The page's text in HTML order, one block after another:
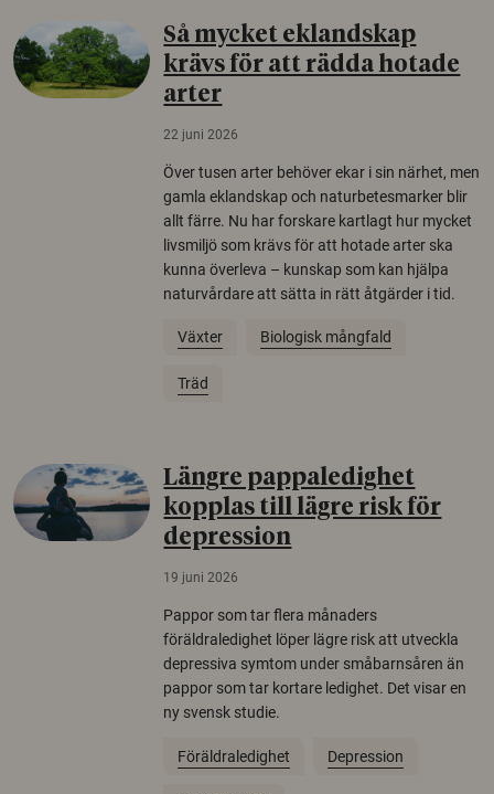
Så mycket eklandskap
krävs för att rädda hotade
arter
22 juni 2026
Över tusen arter behöver ekar i sin närhet, men
gamla eklandskap och naturbetesmarker blir
allt färre. Nu har forskare kartlagt hur mycket
livsmiljö som krävs för att hotade arter ska
kunna överleva – kunskap som kan hjälpa
naturvårdare att sätta in rätt åtgärder i tid.
Växter Biologisk mångfald
Träd
Längre pappaledighet
kopplas till lägre risk för
depression
19 juni 2026
Pappor som tar flera månaders
föräldraledighet löper lägre risk att utveckla
depressiva symtom under småbarnsåren än
pappor som tar kortare ledighet. Det visar en
ny svensk studie.
Föräldraledighet Depression